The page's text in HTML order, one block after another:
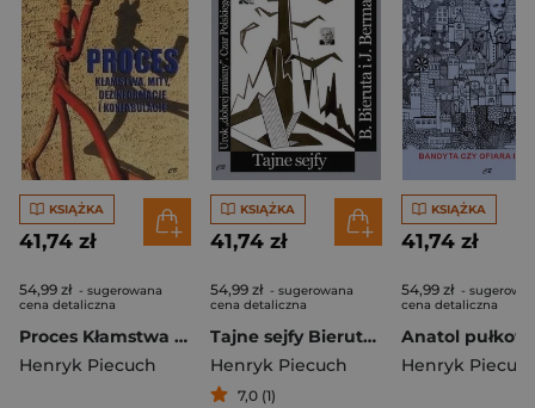
KSIĄŻKA
41,74 zł
54,99 zł - sugerowana
cena detaliczna
Proces Kłamstwa mity dezinformacje i konfabulacje
Henryk Piecuch
KSIĄŻKA
41,74 zł
54,99 zł - sugerowana
cena detaliczna
Tajne sejfy Bieruta i Bermana
Henryk Piecuch
7,0 (1)
KSIĄŻKA
41,74 zł
54,99 zł -
cena detaliczna
Henryk